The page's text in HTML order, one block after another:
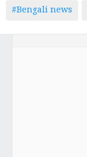
#Bengali news